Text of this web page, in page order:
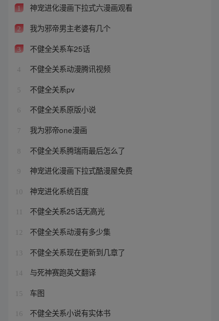
1 神宠进化漫画下拉式六漫画观看
2 我为邪帝男主老婆有几个
3 不健全关系车25话
4 不健全关系动漫腾讯视频
5 不健全关系pv
6 不健全关系原版小说
7 我为邪帝one漫画
8 不健全关系腾瑞雨最后怎么了
9 神宠进化漫画下拉式酷漫屋免费
10 神宠进化系统百度
不健全关系25话无高光
12 不健全关系动漫有多少集
13 不健全关系现在更新到几章了
14 与死神赛跑英文翻译
15 车图
16 不健全关系小说有实体书